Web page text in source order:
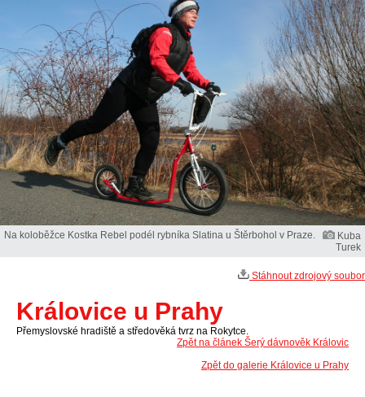
Na koloběžce Kostka Rebel podél rybníka Slatina u Štěrbohol v Praze.
Kuba
Turek
Stáhnout zdrojový soubor
Královice u Prahy
Přemyslovské hradiště a středověká tvrz na Rokytce.
Zpět na článek Šerý dávnověk Královic
Zpět do galerie Královice u Prahy